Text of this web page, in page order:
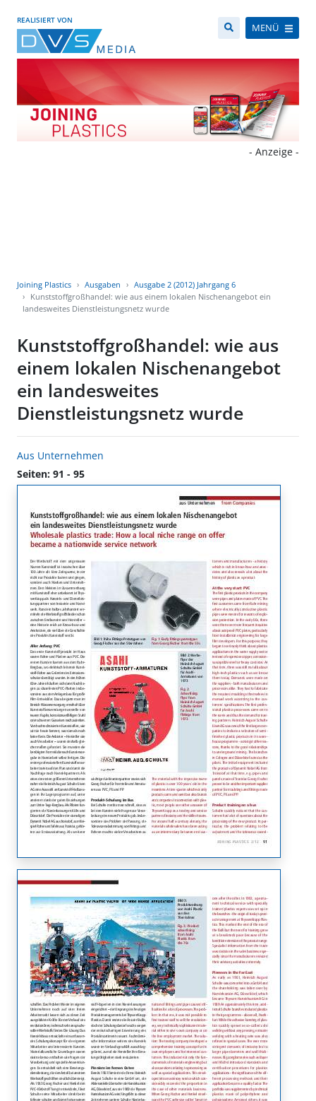
REALISIERT VON
MENÜ
- Anzeige -
Joining Plastics Ausgaben
Ausgabe 2 (2012) Jahrgang 6
Kunststoffgroßhandel: wie aus einem lokalen Nischenangebot ein
landesweites Dienstleistungsnetz wurde
Kunststoffgroßhandel: wie aus
einem lokalen Nischenangebot
ein landesweites
Dienstleistungsnetz wurde
Aus Unternehmen
Seiten: 91 - 95